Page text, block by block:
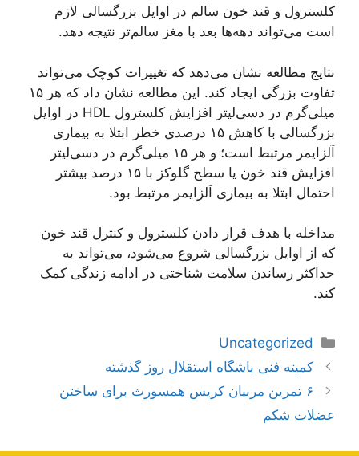
کلسترول و قند خون سالم در اوایل بزرگسالی لازم
است می‌تواند دهه‌ها بعد با مغز سالم‌تر نتیجه دهد.
نتایج مطالعه نشان می‌دهد که تغییرات کوچک می‌تواند
تفاوت بزرگی ایجاد کند. این مطالعه نشان داد که هر ۱۵
میلی‌گرم در دسی‌لیتر افزایش کلسترول HDL در اوایل
بزرگسالی با کاهش ۱۵ درصدی خطر ابتلا به بیماری
آلزایمر مرتبط است؛ و هر ۱۵ میلی‌گرم در دسی‌لیتر
افزایش قند خون یا سطح گلوکز با ۱۵ درصد بیشتر
احتمال ابتلا به بیماری آلزایمر مرتبط بود.
مداخله با هدف قرار دادن کلسترول و کنترل قند خون
که از اوایل بزرگسالی شروع می‌شود، می‌تواند به
حداکثر رساندن سلامت شناختی در ادامه زندگی کمک
کند.
دسته‌ها
Uncategorized
ناوبری
نوشته‌ها
کمیته فنی باشگاه استقلال روز گذشته
۶ تمرین مربیان کریس همسورث برای ساختن
عضلات شکم